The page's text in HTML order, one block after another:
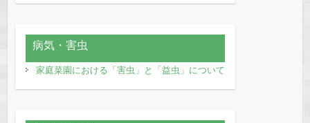
病気・害虫
家庭菜園における「害虫」と「益虫」について